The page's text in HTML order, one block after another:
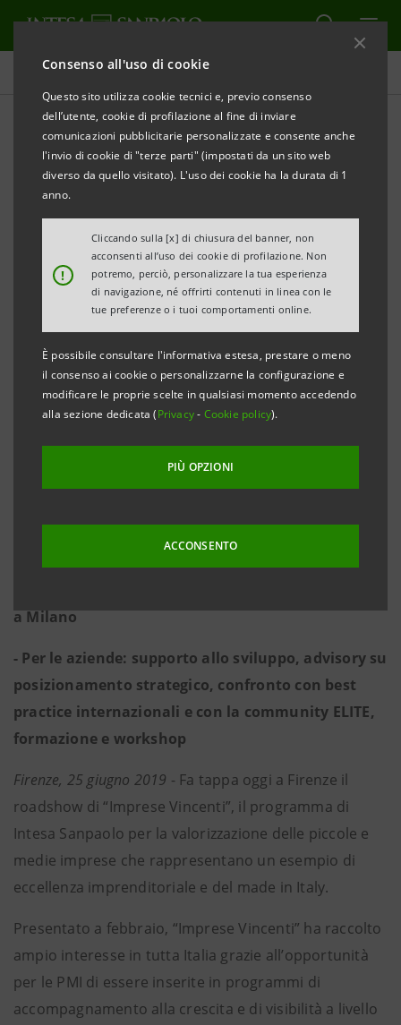
Consenso all'uso di cookie
Questo sito utilizza cookie tecnici e, previo consenso
dell’utente, cookie di profilazione al fine di inviare
comunicazioni pubblicitarie personalizzate e consente anche
l'invio di cookie di "terze parti" (impostati da un sito web
diverso da quello visitato). L'uso dei cookie ha la durata di 1
anno.
!
Cliccando sulla [x] di chiusura del banner, non
acconsenti all’uso dei cookie di profilazione. Non
potremo, perciò, personalizzare la tua esperienza
di navigazione, né offrirti contenuti in linea con le
tue preferenze o i tuoi comportamenti online.
È possibile consultare l'informativa estesa, prestare o meno
il consenso ai cookie o personalizzarne la configurazione e
modificare le proprie scelte in qualsiasi momento accedendo
alla sezione dedicata (Privacy- Cookie policy).
PIÙ OPZIONI
ACCONSENTO
Comunicati stampa
STAMPA AGGIORNA
Comunicato Stampa
ARRIVA A FIRENZE “IMPRESE VINCENTI”,
IL PROGRAMMA DI INTESA SANPAOLO
DEDICATO ALLE ECCELLENZE IMPRENDITORIALI
ITALIANE
INIZIATIVA IN COLLABORAZIONE CON BAIN &
COMPANY, ELITE E GAMBERO ROSSO
- Protagoniste 15 “Imprese Vincenti” della Toscana
e dell’Umbria operanti nei comparti Moda &
Design, Food & Beverage, Industria e Servizi.
autocandidate sul sito di Intesa Sanpaolo; seguirà
a Milano
- Per le aziende: supporto allo sviluppo, advisory su
posizionamento strategico, confronto con best
practice internazionali e con la community ELITE,
formazione e workshop
Firenze, 25 giugno 2019 - Fa tappa oggi a Firenze il
roadshow di “Imprese Vincenti”, il programma di
Intesa Sanpaolo per la valorizzazione delle piccole e
medie imprese che rappresentano un esempio di
eccellenza imprenditoriale e del made in Italy.
Presentato a febbraio, “Imprese Vincenti” ha raccolto
ampio interesse in tutta Italia grazie all’opportunità
per le PMI di essere inserite in programmi di
accompagnamento alla crescita e di visibilità a livello